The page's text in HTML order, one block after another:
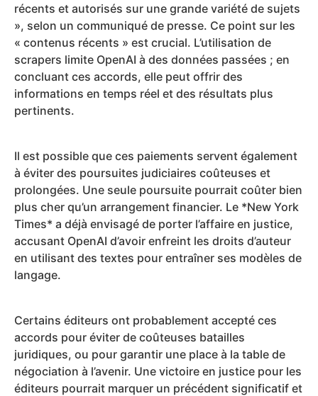
récents et autorisés sur une grande variété de sujets
», selon un communiqué de presse. Ce point sur les
« contenus récents » est crucial. L’utilisation de
scrapers limite OpenAI à des données passées ; en
concluant ces accords, elle peut offrir des
informations en temps réel et des résultats plus
pertinents.
Il est possible que ces paiements servent également
à éviter des poursuites judiciaires coûteuses et
prolongées. Une seule poursuite pourrait coûter bien
plus cher qu’un arrangement financier. Le *New York
Times* a déjà envisagé de porter l’affaire en justice,
accusant OpenAI d’avoir enfreint les droits d’auteur
en utilisant des textes pour entraîner ses modèles de
langage.
Certains éditeurs ont probablement accepté ces
accords pour éviter de coûteuses batailles
juridiques, ou pour garantir une place à la table de
négociation à l’avenir. Une victoire en justice pour les
éditeurs pourrait marquer un précédent significatif et